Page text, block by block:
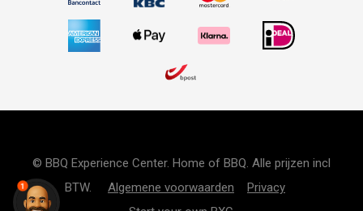
© BBQ Experience Center. Home of BBQ. Alle prijzen incl
BTW. Algemene voorwaarden
Privacy
1